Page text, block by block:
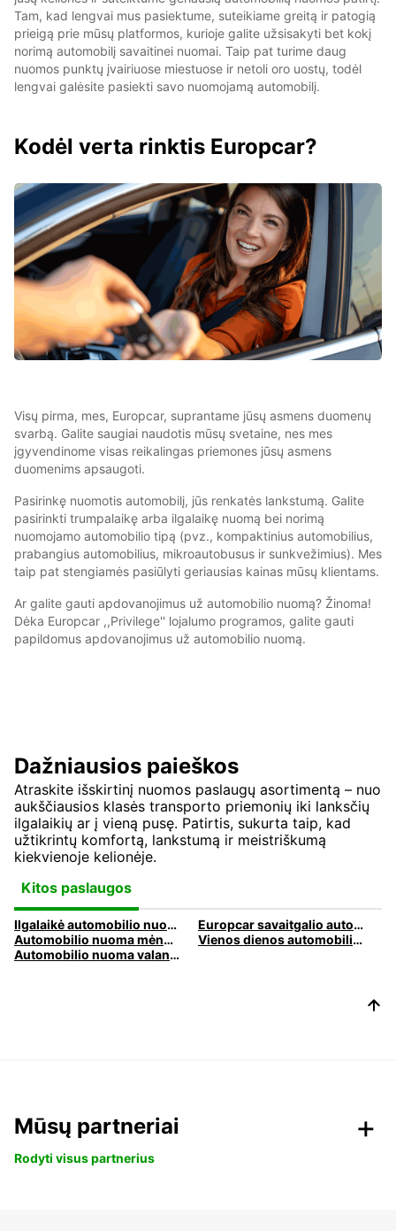
Tam, kad lengvai mus pasiektume, suteikiame greitą ir patogią
prieigą prie mūsų platformos, kurioje galite užsisakyti bet kokį
norimą automobilį savaitinei nuomai. Taip pat turime daug
nuomos punktų įvairiuose miestuose ir netoli oro uostų, todėl
lengvai galėsite pasiekti savo nuomojamą automobilį.
Kodėl verta rinktis Europcar?
Visų pirma, mes, Europcar, suprantame jūsų asmens duomenų
svarbą. Galite saugiai naudotis mūsų svetaine, nes mes
įgyvendinome visas reikalingas priemones jūsų asmens
duomenims apsaugoti.
Pasirinkę nuomotis automobilį, jūs renkatės lankstumą. Galite
pasirinkti trumpalaikę arba ilgalaikę nuomą bei norimą
nuomojamo automobilio tipą (pvz., kompaktinius automobilius,
prabangius automobilius, mikroautobusus ir sunkvežimius). Mes
taip pat stengiamės pasiūlyti geriausias kainas mūsų klientams.
Ar galite gauti apdovanojimus už automobilio nuomą? Žinoma!
Dėka Europcar ,,Privilege'' lojalumo programos, galite gauti
papildomus apdovanojimus už automobilio nuomą.
Dažniausios paieškos
Atraskite išskirtinį nuomos paslaugų asortimentą – nuo
aukščiausios klasės transporto priemonių iki lanksčių
ilgalaikių ar į vieną pusę. Patirtis, sukurta taip, kad
užtikrintų komfortą, lankstumą ir meistriškumą
kiekvienoje kelionėje.
Kitos paslaugos
Ilgalaikė automobilio nuoma
Europcar savaitgalio automobilių nuoma
Automobilio nuoma mėnesiui
Vienos dienos automobilio nuoma
Automobilio nuoma valandai
Mūsų partneriai
Rodyti visus partnerius